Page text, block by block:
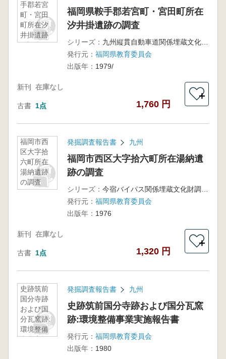
手郡若宮
町・宮田
町所在汐
井掛遺跡
の調査
福岡県鞍手郡若宮町・宮田町所在
汐井掛遺跡の調査
シリーズ：
九州縦貫自動車道関係埋蔵文化財調査報告28
発行元： 福岡県教育委員会
出版年： 1979/
新刊 在庫なし
古書 1点 1,760 円
＋
福岡市西
区大字拾
六町所在
湯納遺跡
の調査
発掘調査報告書 九州
福岡市西区大字拾六町所在湯納遺
跡の調査
シリーズ：
発行元： 福岡県教育委員会
出版年： 1976
新刊 在庫なし
古書 1点 1,320 円
＋
史跡筑前
国分寺跡
および国
分瓦窯跡:
環境整備
事業実施
発掘調査報告書 九州
史跡筑前国分寺跡および国分瓦窯
跡:環境整備事業実施報告書
発行元： 福岡県教育委員会
出版年： 1980